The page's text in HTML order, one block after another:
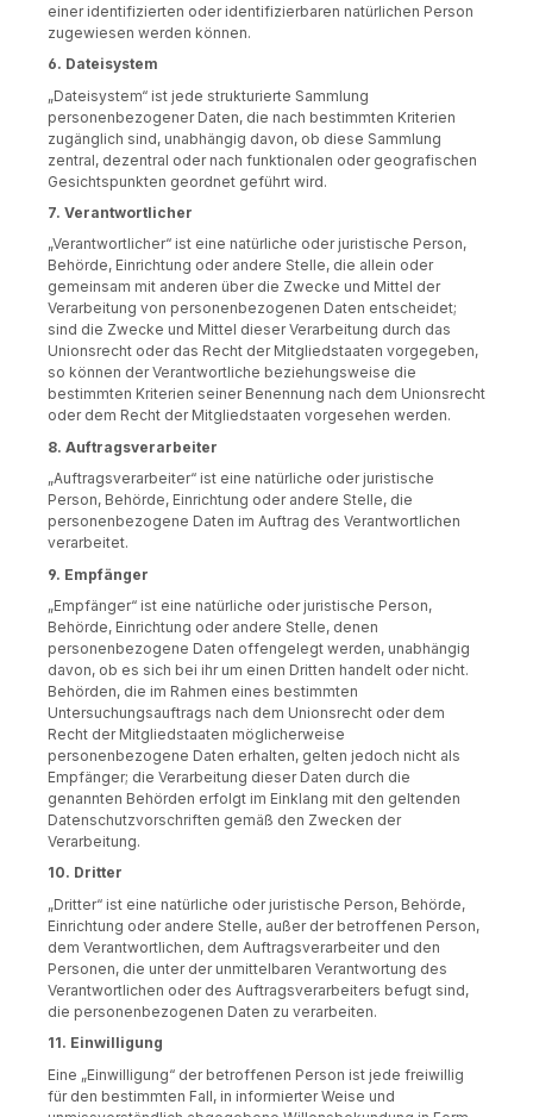
einer identifizierten oder identifizierbaren natürlichen Person
zugewiesen werden können.
6. Dateisystem
„Dateisystem“ ist jede strukturierte Sammlung
personenbezogener Daten, die nach bestimmten Kriterien
zugänglich sind, unabhängig davon, ob diese Sammlung
zentral, dezentral oder nach funktionalen oder geografischen
Gesichtspunkten geordnet geführt wird.
7. Verantwortlicher
„Verantwortlicher“ ist eine natürliche oder juristische Person,
Behörde, Einrichtung oder andere Stelle, die allein oder
gemeinsam mit anderen über die Zwecke und Mittel der
Verarbeitung von personenbezogenen Daten entscheidet;
sind die Zwecke und Mittel dieser Verarbeitung durch das
Unionsrecht oder das Recht der Mitgliedstaaten vorgegeben,
so können der Verantwortliche beziehungsweise die
bestimmten Kriterien seiner Benennung nach dem Unionsrecht
oder dem Recht der Mitgliedstaaten vorgesehen werden.
8. Auftragsverarbeiter
„Auftragsverarbeiter“ ist eine natürliche oder juristische
Person, Behörde, Einrichtung oder andere Stelle, die
personenbezogene Daten im Auftrag des Verantwortlichen
verarbeitet.
9. Empfänger
„Empfänger“ ist eine natürliche oder juristische Person,
Behörde, Einrichtung oder andere Stelle, denen
personenbezogene Daten offengelegt werden, unabhängig
davon, ob es sich bei ihr um einen Dritten handelt oder nicht.
Behörden, die im Rahmen eines bestimmten
Untersuchungsauftrags nach dem Unionsrecht oder dem
Recht der Mitgliedstaaten möglicherweise
personenbezogene Daten erhalten, gelten jedoch nicht als
Empfänger; die Verarbeitung dieser Daten durch die
genannten Behörden erfolgt im Einklang mit den geltenden
Datenschutzvorschriften gemäß den Zwecken der
Verarbeitung.
10. Dritter
„Dritter“ ist eine natürliche oder juristische Person, Behörde,
Einrichtung oder andere Stelle, außer der betroffenen Person,
dem Verantwortlichen, dem Auftragsverarbeiter und den
Personen, die unter der unmittelbaren Verantwortung des
Verantwortlichen oder des Auftragsverarbeiters befugt sind,
die personenbezogenen Daten zu verarbeiten.
11. Einwilligung
Eine „Einwilligung“ der betroffenen Person ist jede freiwillig
für den bestimmten Fall, in informierter Weise und